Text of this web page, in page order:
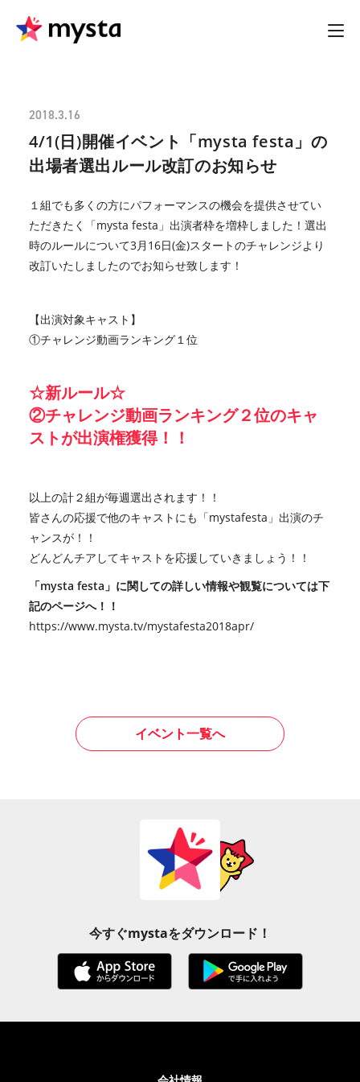
2018.3.16
4/1(日)開催イベント「mysta festa」の
出場者選出ルール改訂のお知らせ
１組でも多くの方にパフォーマンスの機会を提供させてい
ただきたく「mysta festa」出演者枠を増枠しました！選出
時のルールについて3月16日(金)スタートのチャレンジより
改訂いたしましたのでお知らせ致します！
【出演対象キャスト】
①チャレンジ動画ランキング１位
☆新ルール☆
②チャレンジ動画ランキング２位のキャ
ストが出演権獲得！！
以上の計２組が毎週選出されます！！
皆さんの応援で他のキャストにも「mystafesta」出演のチ
ャンスが！！
どんどんチアしてキャストを応援していきましょう！！
「mysta festa」に関しての詳しい情報や観覧については下
記のページへ！！
https://www.mysta.tv/mystafesta2018apr/
イベント一覧へ
今すぐmystaをダウンロード！